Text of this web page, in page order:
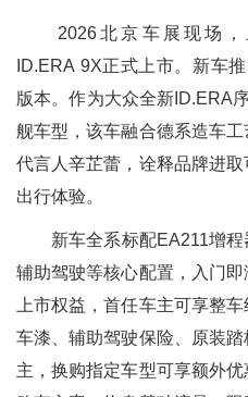
2026北京车展现场，
ID.ERA 9X正式上市。新车
版本。作为大众全新ID.ERA
舰车型，该车融合德系造车
代言人辛芷蕾，诠释品牌进
出行体验。
新车全系标配EA211增程
辅助驾驶等核心配置，入门
上市权益，首任车主可享整
车漆、辅助驾驶保险、原装
主，换购指定车型可享额外